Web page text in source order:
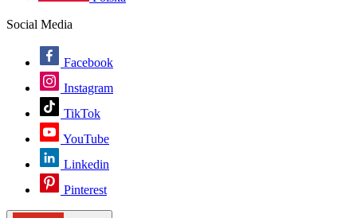
Social Media
Facebook
Instagram
TikTok
YouTube
Linkedin
Pinterest